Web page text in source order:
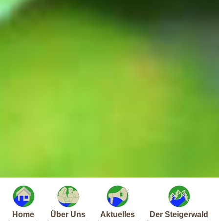
Home Über Uns Aktuelles Der Steigerwald